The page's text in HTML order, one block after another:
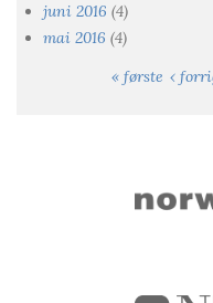
juni 2016 (4)
mai 2016 (4)
« første ‹